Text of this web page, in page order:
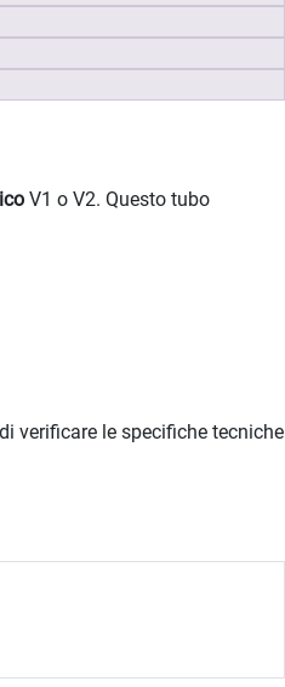
V1 o V2. Questo tubo
verificare le specifiche tecniche